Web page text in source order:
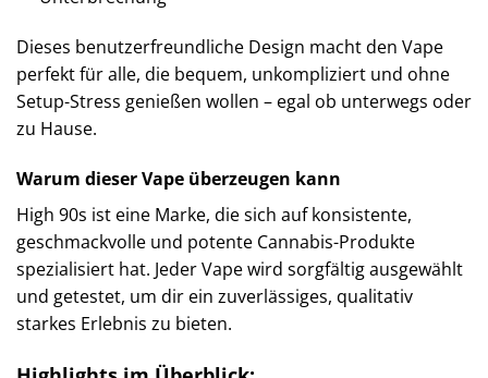
Dieses benutzerfreundliche Design macht den Vape
perfekt für alle, die bequem, unkompliziert und ohne
Setup-Stress genießen wollen – egal ob unterwegs oder
zu Hause.
Warum dieser Vape überzeugen kann
High 90s ist eine Marke, die sich auf konsistente,
geschmackvolle und potente Cannabis-Produkte
spezialisiert hat. Jeder Vape wird sorgfältig ausgewählt
und getestet, um dir ein zuverlässiges, qualitativ
starkes Erlebnis zu bieten.